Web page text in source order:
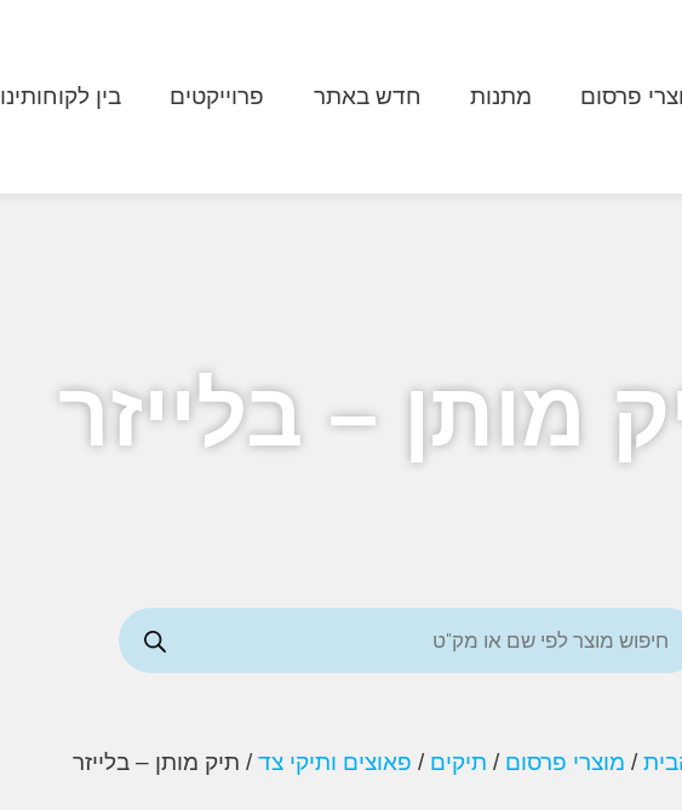
פרסום מתנות חדש באתר פרוייקטים בין לקוחותינו
מותן – בלייזר
/ מוצרי פרסום / תיקים / פאוצים ותיקי צד/ תיק מותן – בלייזר